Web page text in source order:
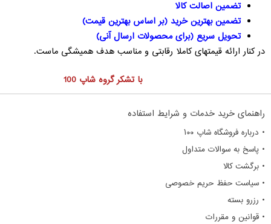
تضمین اصالت کالا
تضمین بهترین خرید (بر اساس بهترین قیمت)
تحویل سریع (برای محصولات ارسال آنی)
در کنار ارائه قیمتهای کاملا رقابتی و مناسب هدف همیشگی ماست.
با تشکر گروه شاپ 100
راهنمای خرید خدمات و شرایط استفاده
• درباره فروشگاه شاپ ۱۰۰
• پاسخ به سوالات متداول
• برگشت کالا
• سیاست حفظ حریم خصوصی
• رزرو بسته
• قوانین و مقررات